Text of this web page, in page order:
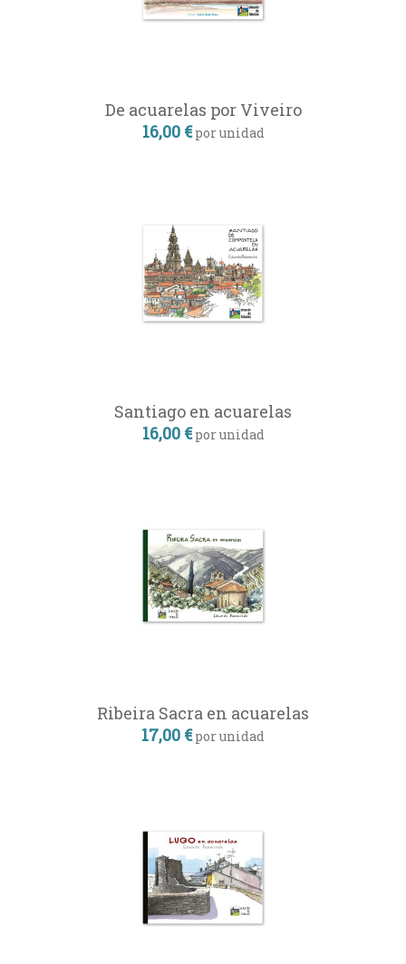
De acuarelas por Viveiro
16,00 € por unidad
Santiago en acuarelas
16,00 € por unidad
Ribeira Sacra en acuarelas
17,00 € por unidad